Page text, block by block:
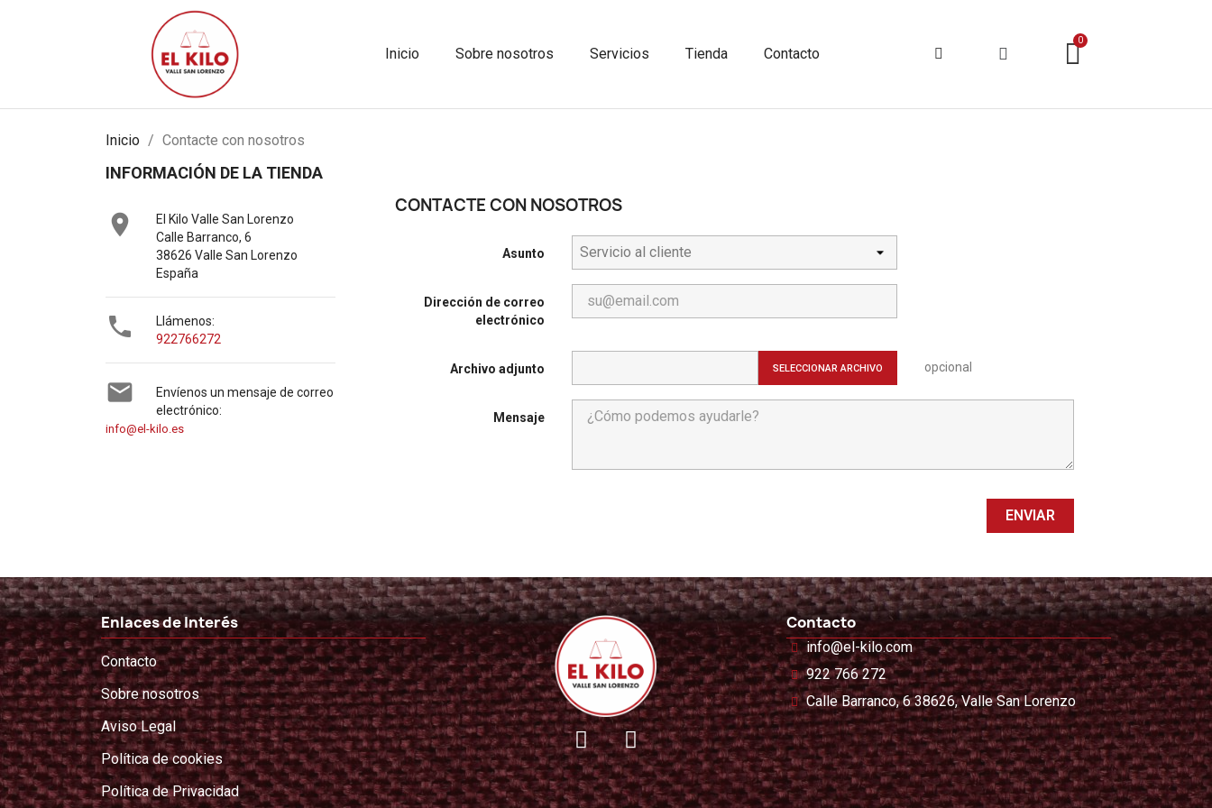
Inicio Sobre nosotros Servicios Tienda Contacto
Inicio Contacte con nosotros
INFORMACIÓN DE LA TIENDA

El Kilo Valle San Lorenzo
Calle Barranco, 6
38626 Valle San Lorenzo
España

Llámenos:
922766272

Envíenos un mensaje de correo
electrónico:
info@el-kilo.es
CONTACTE CON NOSOTROS
Asunto
Dirección de correo
electrónico
Archivo adjunto SELECCIONAR ARCHIVO opcional
Mensaje
Enlaces de Interés
Contacto
Sobre nosotros
Aviso Legal
Política de cookies
Política de Privacidad
Contacto
info@el-kilo.com
922 766 272
Calle Barranco, 6 38626, Valle San Lorenzo